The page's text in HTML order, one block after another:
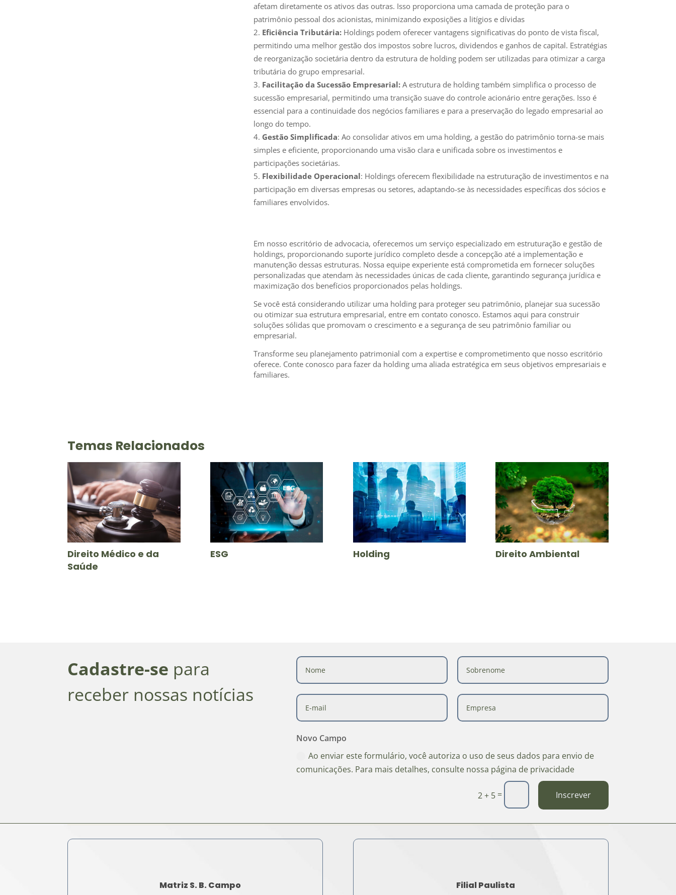
afetam diretamente os ativos das outras. Isso proporciona uma camada de proteção para o
patrimônio pessoal dos acionistas, minimizando exposições a litígios e dívidas
Eficiência Tributária:Holdings podem oferecer vantagens significativas do ponto de vista fiscal,
permitindo uma melhor gestão dos impostos sobre lucros, dividendos e ganhos de capital. Estratégias
de reorganização societária dentro da estrutura de holding podem ser utilizadas para otimizar a carga
tributária do grupo empresarial.
Facilitação da Sucessão Empresarial:A estrutura de holding também simplifica o processo de
sucessão empresarial, permitindo uma transição suave do controle acionário entre gerações. Isso é
essencial para a continuidade dos negócios familiares e para a preservação do legado empresarial ao
longo do tempo.
Gestão Simplificada: Ao consolidar ativos em uma holding, a gestão do patrimônio torna-se mais
simples e eficiente, proporcionando uma visão clara e unificada sobre os investimentos e
participações societárias.
Flexibilidade Operacional: Holdings oferecem flexibilidade na estruturação de investimentos e na
participação em diversas empresas ou setores, adaptando-se às necessidades específicas dos sócios e
familiares envolvidos.
Em nosso escritório de advocacia, oferecemos um serviço especializado em estruturação e gestão de
holdings, proporcionando suporte jurídico completo desde a concepção até a implementação e
manutenção dessas estruturas. Nossa equipe experiente está comprometida em fornecer soluções
personalizadas que atendam às necessidades únicas de cada cliente, garantindo segurança jurídica e
maximização dos benefícios proporcionados pelas holdings.
Se você está considerando utilizar uma holding para proteger seu patrimônio, planejar sua sucessão
ou otimizar sua estrutura empresarial, entre em contato conosco. Estamos aqui para construir
soluções sólidas que promovam o crescimento e a segurança de seu patrimônio familiar ou
empresarial.
Transforme seu planejamento patrimonial com a expertise e comprometimento que nosso escritório
oferece. Conte conosco para fazer da holding uma aliada estratégica em seus objetivos empresariais e
familiares.
Temas Relacionados
Direito Médico e da
Saúde
ESG Holding Direito Ambiental
Cadastre-se para
receber nossas notícias
Novo Campo
Ao enviar este formulário, você autoriza o uso de seus dados para envio de
comunicações. Para mais detalhes, consulte nossa página de privacidade
2 + 5= Inscrever
Matriz S. B. Campo Filial Paulista